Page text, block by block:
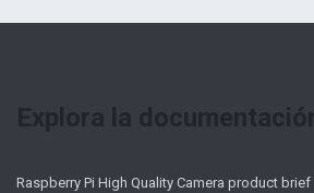
Explora la documentación
Raspberry Pi High Quality Camera product brief